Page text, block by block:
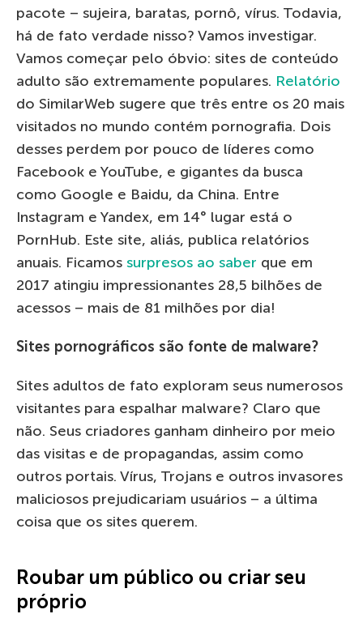
pacote – sujeira, baratas, pornô, vírus. Todavia,
há de fato verdade nisso? Vamos investigar.
Vamos começar pelo óbvio: sites de conteúdo
adulto são extremamente populares. Relatório
do SimilarWeb sugere que três entre os 20 mais
visitados no mundo contém pornografia. Dois
desses perdem por pouco de líderes como
Facebook e YouTube, e gigantes da busca
como Google e Baidu, da China. Entre
Instagram e Yandex, em 14° lugar está o
PornHub. Este site, aliás, publica relatórios
anuais. Ficamos surpresos ao saber que em
2017 atingiu impressionantes 28,5 bilhões de
acessos – mais de 81 milhões por dia!
Sites pornográficos são fonte de malware?
Sites adultos de fato exploram seus numerosos
visitantes para espalhar malware? Claro que
não. Seus criadores ganham dinheiro por meio
das visitas e de propagandas, assim como
outros portais. Vírus, Trojans e outros invasores
maliciosos prejudicariam usuários – a última
coisa que os sites querem.
Roubar um público ou criar seu
próprio